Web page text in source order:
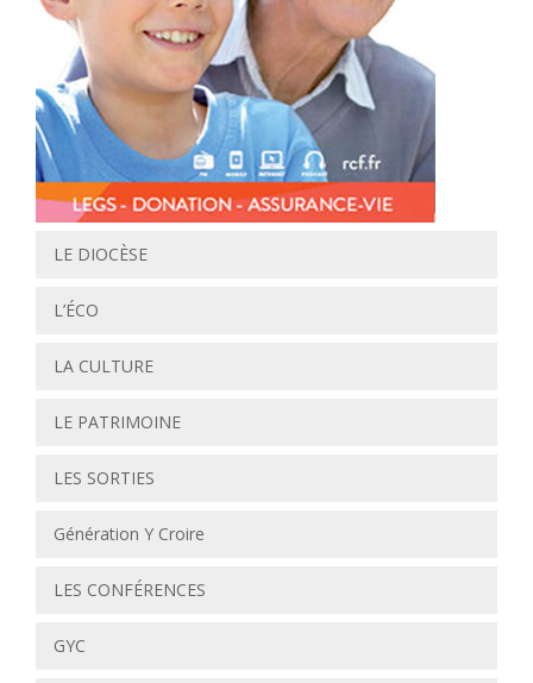
LE DIOCÈSE
L’ÉCO
LA CULTURE
LE PATRIMOINE
LES SORTIES
Génération Y Croire
LES CONFÉRENCES
GYC